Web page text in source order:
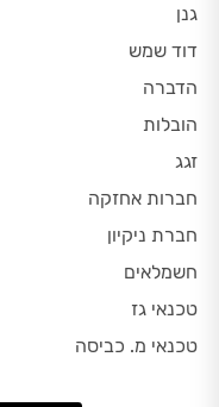
גנן
דוד שמש
הדברה
הובלות
זגג
חברות אחזקה
חברת ניקיון
חשמלאים
טכנאי גז
טכנאי מ. כביסה